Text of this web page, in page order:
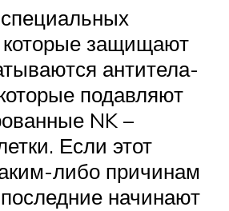
защищают
антитела-
подавляют
NK –
Если этот
либо причинам
начинают